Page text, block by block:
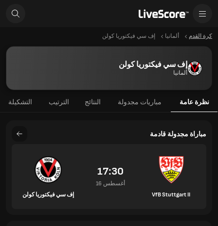
كرة القدم ألمانيا إف سي فيكتوريا كولن
إف سي فيكتوريا كولن
ألمانيا
نظرة عامة مباريات مجدولة النتائج الترتيب التشكيلة
مباراة مجدولة قادمة
VfB Stuttgart II
17:30
16 أغسطس
إف سي فيكتوريا كولن